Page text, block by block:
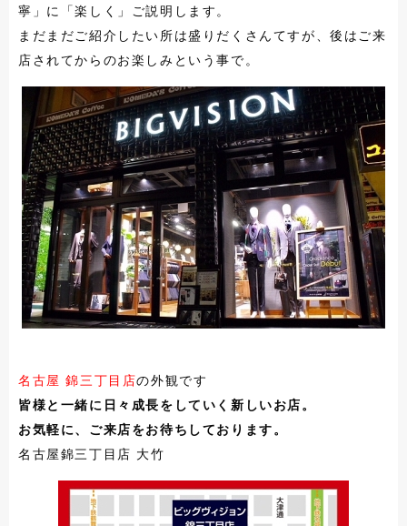
寧」に「楽しく」ご説明します。
まだまだご紹介したい所は盛りだくさんてすが、後はご来
店されてからのお楽しみという事で。
名古屋 錦三丁目店の外観です
皆様と一緒に日々成長をしていく新しいお店。
お気軽に、ご来店をお待ちしております。
名古屋錦三丁目店 大竹